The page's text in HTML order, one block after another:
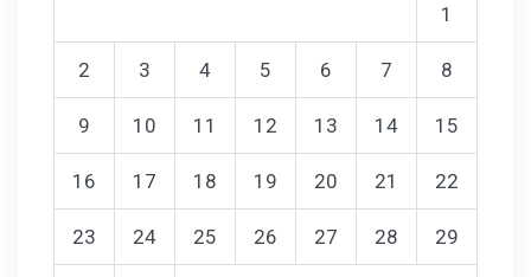
1
2 3 4 5 6 7 8
9 10 11 12 13 14 15
16 17 18 19 20 21 22
23 24 25 26 27 28 29